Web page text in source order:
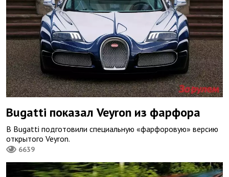
Bugatti показал Veyron из фарфора
В Bugatti подготовили специальную «фарфоровую» версию
открытого Veyron.
6639